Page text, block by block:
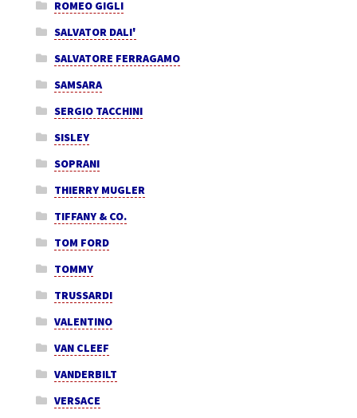
ROMEO GIGLI
SALVATOR DALI'
SALVATORE FERRAGAMO
SAMSARA
SERGIO TACCHINI
SISLEY
SOPRANI
THIERRY MUGLER
TIFFANY & CO.
TOM FORD
TOMMY
TRUSSARDI
VALENTINO
VAN CLEEF
VANDERBILT
VERSACE